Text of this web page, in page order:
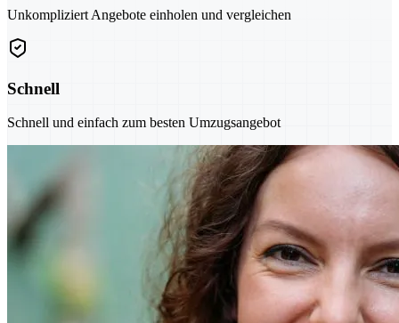
Unkompliziert Angebote einholen und vergleichen
Schnell
Schnell und einfach zum besten Umzugsangebot